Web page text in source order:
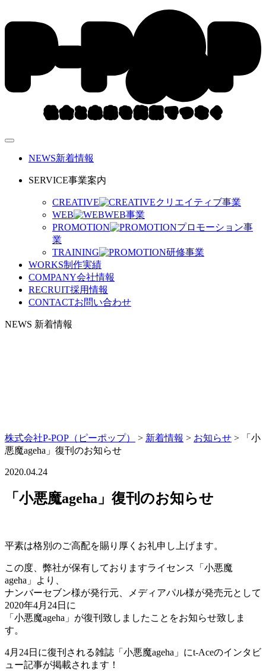
NEWS新着情報
SERVICE事業案内
CREATIVE
クリエイティブ事業
WEB
WEB事業
PROMOTION
プロモーション事
業
TRAINING
研修事業
WORKS制作実績
COMPANY会社情報
RECRUIT採用情報
CONTACTお問い合わせ
NEWS 新着情報
株式会社P-POP（ピーポップ） > 新着情報 > お知らせ >
「小
悪魔ageha」復刊のお知らせ
2020.04.24
「小悪魔ageha」復刊のお知らせ
平素は格別のご高配を賜り 厚くお礼申し上げます。
この度、弊社が保有しておりますライセンス「小悪魔
ageha」より、
ナンバーセブン様が発行元、メディアパル様が発売元として
2020年4月24日に
「小悪魔ageha」が復刊致しましたことをお知らせ致しま
す。
4月24日に復刊される雑誌「小悪魔ageha」にt-Aceのインタビ
ュー記事が掲載されます！